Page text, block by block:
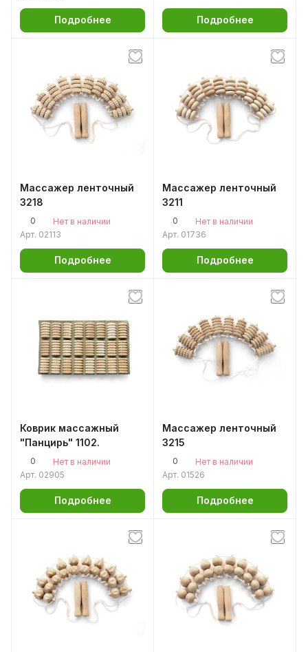
Подробнее Подробнее
Массажер ленточный
3218
0
Нет в наличии
Арт. 02113
Подробнее
Массажер ленточный
3211
0
Нет в наличии
Арт. 01736
Подробнее
Коврик массажный
"Панцирь" 1102.
0
Нет в наличии
Арт. 02905
Подробнее
Массажер ленточный
3215
0
Нет в наличии
Арт. 01526
Подробнее